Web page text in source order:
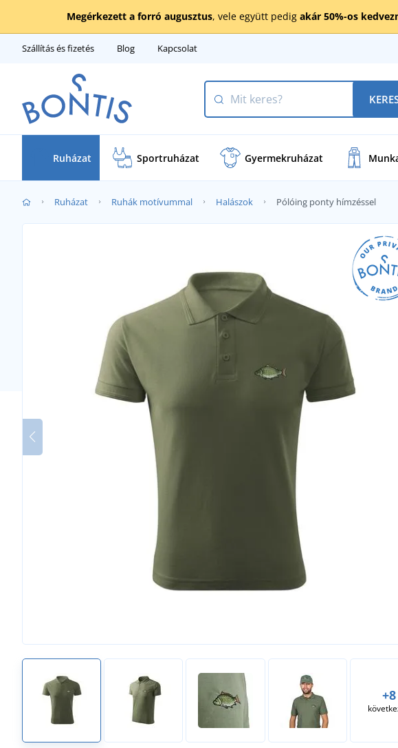
Megérkezett a forró augusztus, vele együtt pedig akár 50%-os
Szállítás és fizetés Blog Kapcsolat
Ruházat Sportruházat Gyermekruházat
Ruházat Ruhák motívummal Halászok Pólóing ponty hímzéssel
+8